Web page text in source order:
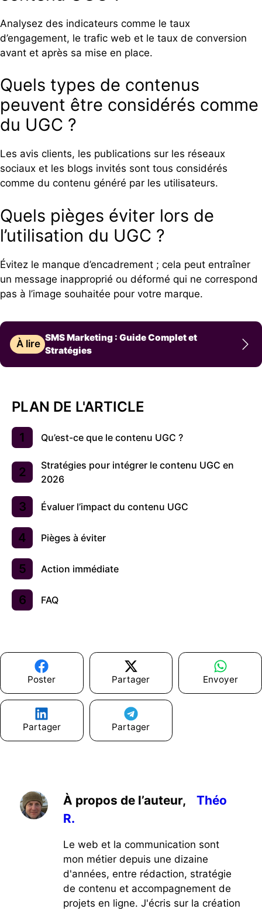
Analysez des indicateurs comme le taux
d’engagement, le trafic web et le taux de conversion
avant et après sa mise en place.
Quels types de contenus
peuvent être considérés comme
du UGC ?
Les avis clients, les publications sur les réseaux
sociaux et les blogs invités sont tous considérés
comme du contenu généré par les utilisateurs.
Quels pièges éviter lors de
l’utilisation du UGC ?
Évitez le manque d’encadrement ; cela peut entraîner
un message inapproprié ou déformé qui ne correspond
pas à l’image souhaitée pour votre marque.
À lire
SMS Marketing : Guide Complet et
Stratégies
PLAN DE L'ARTICLE
Qu’est-ce que le contenu UGC ?
Stratégies pour intégrer le contenu UGC en
2026
Évaluer l’impact du contenu UGC
Pièges à éviter
Action immédiate
FAQ
Poster Partager Envoyer
Partager Partager
À propos de l’auteur,
Théo
R.
Le web et la communication sont
mon métier depuis une dizaine
d'années, entre rédaction, stratégie
de contenu et accompagnement de
projets en ligne. J'écris sur la création